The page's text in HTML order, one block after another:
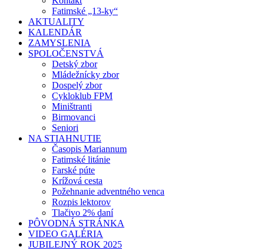
Fatimské „13-ky“
AKTUALITY
KALENDÁR
ZAMYSLENIA
SPOLOČENSTVÁ
Detský zbor
Mládežnícky zbor
Dospelý zbor
Cykloklub FPM
Miništranti
Birmovanci
Seniori
NA STIAHNUTIE
Časopis Mariannum
Fatimské litánie
Farské púte
Krížová cesta
Požehnanie adventného venca
Rozpis lektorov
Tlačivo 2% daní
PÔVODNÁ STRÁNKA
VIDEO GALÉRIA
JUBILEJNÝ ROK 2025